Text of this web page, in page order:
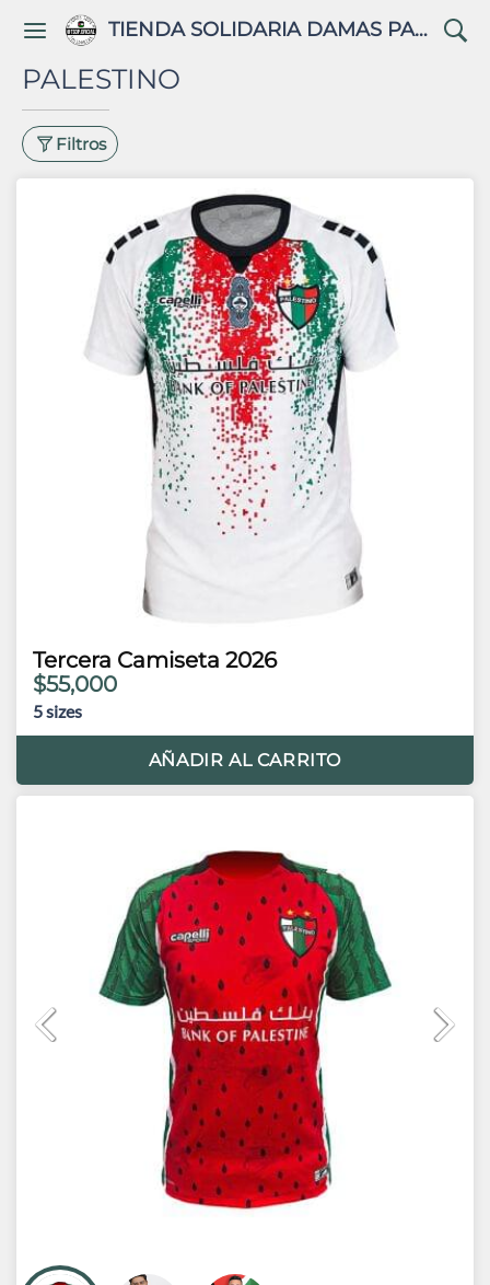
TIENDA SOLIDARIA DAMAS PALESTINAS
PALESTINO
Filtros
Tercera Camiseta 2026
$55,000
5sizes
AÑADIR AL CARRITO